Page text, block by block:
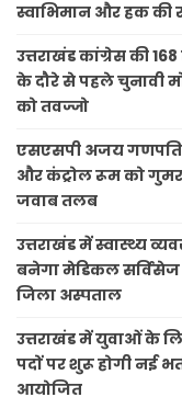
स्वाभिमान और हक की
उत्तराखंड कांग्रेस की
के दौरे से पहले चुनावी
को तवज्जो
एसएसपी अजय गणपति
और कंट्रोल रूम को
जवाब तलब
उत्तराखंड में स्वास्थ्य
बनेगा मेडिकल सर्विसेज
जिला अस्पताल
उत्तराखंड में युवाओं के
पदों पर शुरू होगी नई
आयोजित